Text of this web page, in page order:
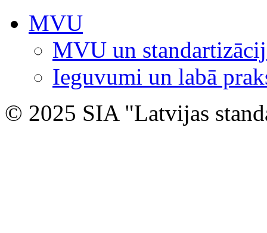
MVU
MVU un
Ieguvumi un labā
© 2025 SIA "Latvijas